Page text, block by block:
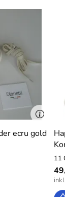
ecru gold
11